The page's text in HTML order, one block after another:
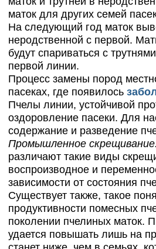
маток для других семей
На следующий год маток
неродственной с первой.
будут спариваться с
первой линии.
Процесс замены пород
пасеках, где появилось
Пчелы линии, устойчивой
оздоровление пасеки. Для
содержание и разведение
Промышленное
различают такие виды
воспроизводное и
зависимости от состояния
Существует также, такое
продуктивности помесных
поколении пчелиных маток.
удается повышать лишь на